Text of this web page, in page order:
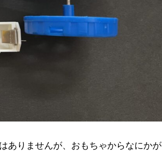
ありませんが、おもちゃからなにかが